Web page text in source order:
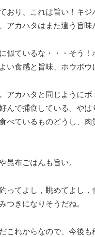
おり、これは旨い！キジ
アカハタはまた違う旨味
似ているな・・・そう！
い食感と旨味、ホウボウ
アカハタと同じようにボ
んで捕食している。やは
べているものどうし、肉
昆布ごはんも旨い。
ってよし，眺めてよし，
つきになりそうだね。
これからなので、今後も